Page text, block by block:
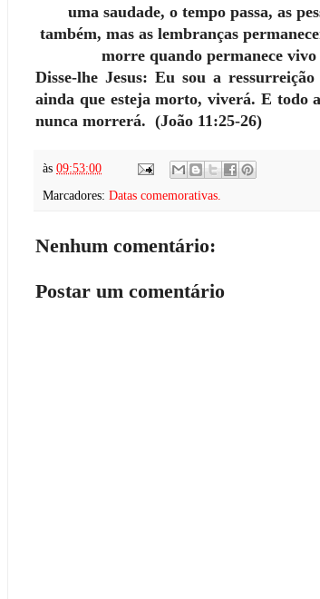
uma saudade, o tempo passa, as
também, mas as lembranças
morre quando permanece vivo
Disse-lhe Jesus: Eu sou a
ainda que esteja morto, viverá. E todo
nunca morrerá. (João 11:25-26)
às 09:53:00
Marcadores: Datas comemorativas.
Nenhum comentário:
Postar um comentário